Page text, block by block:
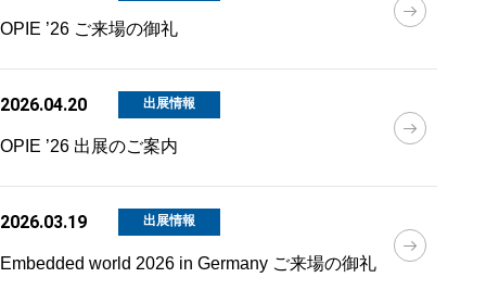
OPIE ’26 ご来場の御礼
2026.04.20 出展情報
OPIE ’26 出展のご案内
2026.03.19 出展情報
Embedded world 2026 in Germany ご来場の御礼